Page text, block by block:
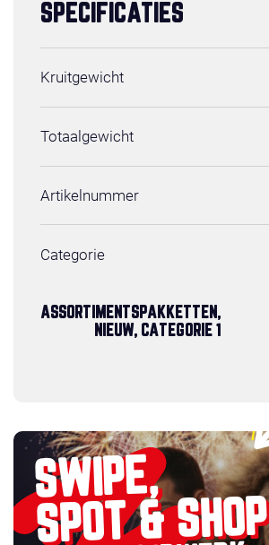
SPECIFICATIES
Kruitgewicht
Totaalgewicht
Artikelnummer
Categorie
ASSORTIMENTSPAKKETTEN,
NIEUW, CATEGORIE 1
SWIPE,
SPOT & SHOP